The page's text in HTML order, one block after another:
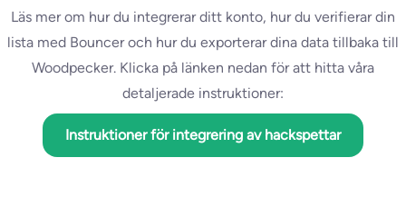
Läs mer om hur du integrerar ditt konto, hur du verifierar din
lista med Bouncer och hur du exporterar dina data tillbaka till
Woodpecker. Klicka på länken nedan för att hitta våra
detaljerade instruktioner:
Instruktioner för integrering av hackspettar